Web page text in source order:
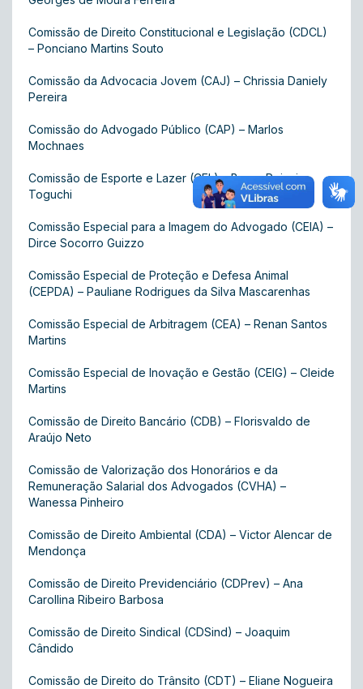
Comissão de Direito Constitucional e Legislação (CDCL)
– Ponciano Martins Souto
Comissão da Advocacia Jovem (CAJ) – Chrissia Daniely
Pereira
Comissão do Advogado Público (CAP) – Marlos
Mochnaes
Comissão de Esporte e Lazer (CEL) – Bruno Reisei
Toguchi
Comissão Especial para a Imagem do Advogado (CEIA) –
Dirce Socorro Guizzo
Comissão Especial de Proteção e Defesa Animal
(CEPDA) – Pauliane Rodrigues da Silva Mascarenhas
Comissão Especial de Arbitragem (CEA) – Renan Santos
Martins
Comissão Especial de Inovação e Gestão (CEIG) – Cleide
Martins
Comissão de Direito Bancário (CDB) – Florisvaldo de
Araújo Neto
Comissão de Valorização dos Honorários e da
Remuneração Salarial dos Advogados (CVHA) –
Wanessa Pinheiro
Comissão de Direito Ambiental (CDA) – Victor Alencar de
Mendonça
Comissão de Direito Previdenciário (CDPrev) – Ana
Carollina Ribeiro Barbosa
Comissão de Direito Sindical (CDSind) – Joaquim
Cândido
Comissão de Direito do Trânsito (CDT) – Eliane Nogueira